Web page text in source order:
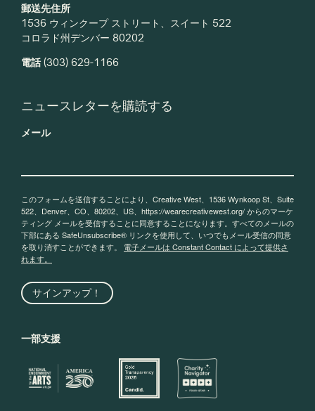
郵送先住所
1536 ウィンクープ ストリート、スイート 522
コロラド州デンバー 80202
電話(303) 629-1166
ニュースレターを購読する
メール
このフォームを送信することにより、Creative West、1536 Wynkoop St、Suite
522、Denver、CO、80202、US、https://wearecreativewest.org/ からのマーケ
ティング メールを受信することに同意することになります。すべてのメールの
下部にある SafeUnsubscribe® リンクを使用して、いつでもメール受信の同意
を取り消すことができます。 電子メールは Constant Contact によって提供さ
れます。
サインアップ！
一部支援